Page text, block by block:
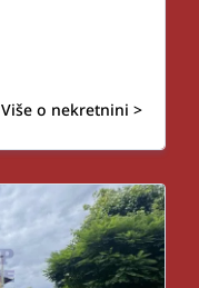
Više o nekretnini >